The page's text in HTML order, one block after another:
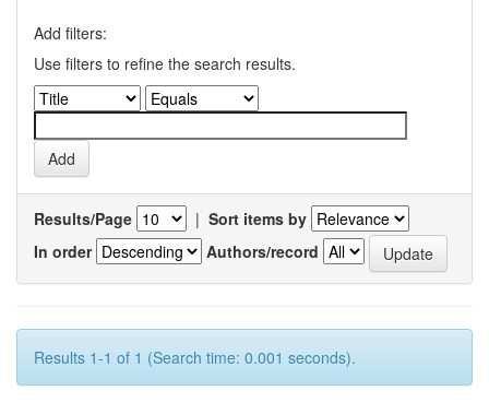
Add filters:
Use filters to refine the search results.
Results/Page | Sort items by
In order
Authors/record
Results 1-1 of 1 (Search time: 0.001 seconds).